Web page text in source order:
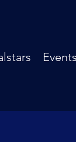
Events